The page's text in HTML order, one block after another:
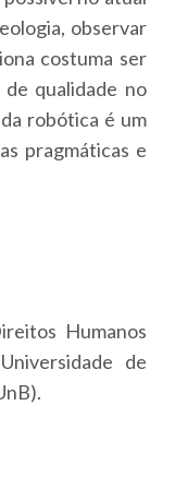
observar
costuma ser
qualidade no
robótica é um
pragmáticas e
Humanos
de